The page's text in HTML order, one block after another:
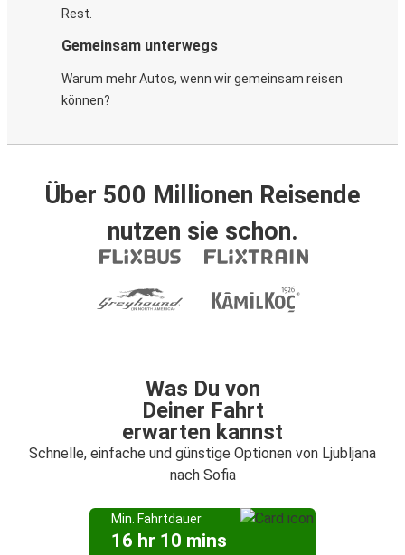
Rest.
Gemeinsam unterwegs
Warum mehr Autos, wenn wir gemeinsam reisen
können?
Über 500 Millionen Reisende
nutzen sie schon.
Was Du von
Deiner Fahrt
erwarten kannst
Schnelle, einfache und günstige Optionen von Ljubljana
nach Sofia
Min. Fahrtdauer
16 hr 10 mins